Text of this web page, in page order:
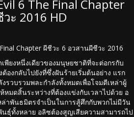
6 The Final Chapter
ะ 2016 HD
Chapter ผีชีวะ 6 อวสานผีชีวะ 2016
พียงหนึ่งเดียวของมนุษยชาติที่จะต่อกรกับ
ต้องกลับไปยังที่ซึ่งฝันร้ายเริ่มต้นอย่าง แรก
รวบรวมพละกำลังทั้งหมดเพื่อโจมตีเหล่าผู้
หมดสิ้นระหว่างที่ต้องแข่งกับเวลาไปด้วย อ
ล่าพันธมิตรจำเป็นในการสู้ศึกกับพวกไม่มีวัน
ธุ์ทั้งหลาย อลิซต้องสูญเสียความสามารถไป